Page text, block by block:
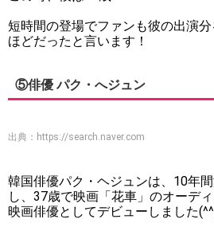
短時間の登場でファンも彼の出演
ほどだったと言います！
⑤俳優 パク・へジュン
出典： https://search.naver.com
韓国俳優パク・ヘジュンは、10年
し、37歳で映画「花車」のオーデ
映画俳優としてデビューしました